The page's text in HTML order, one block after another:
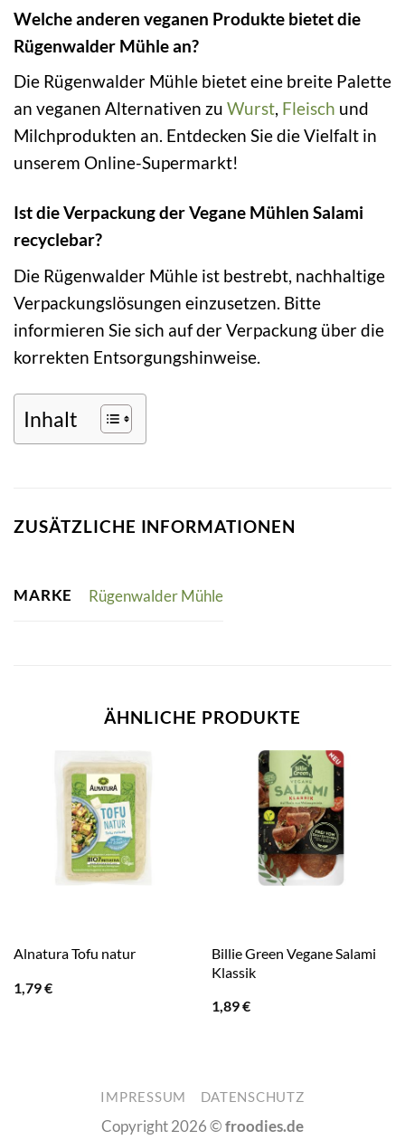
Welche anderen veganen Produkte bietet die
Rügenwalder Mühle an?
Die Rügenwalder Mühle bietet eine breite Palette
an veganen Alternativen zu Wurst, Fleisch und
Milchprodukten an. Entdecken Sie die Vielfalt in
unserem Online-Supermarkt!
Ist die Verpackung der Vegane Mühlen Salami
recyclebar?
Die Rügenwalder Mühle ist bestrebt, nachhaltige
Verpackungslösungen einzusetzen. Bitte
informieren Sie sich auf der Verpackung über die
korrekten Entsorgungshinweise.
Inhalt
ZUSÄTZLICHE INFORMATIONEN
MARKE Rügenwalder Mühle
ÄHNLICHE PRODUKTE
Alnatura Tofu natur
1,79€
Billie Green Vegane Salami
Klassik
1,89€
IMPRESSUM DATENSCHUTZ
Copyright 2026 ©froodies.de